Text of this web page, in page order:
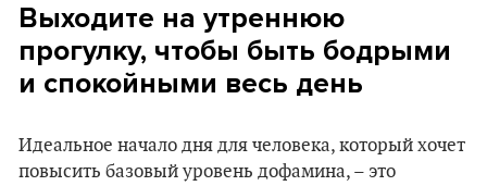
Выходите на утреннюю
прогулку, чтобы быть бодрыми
и спокойными весь день
Идеальное начало дня для человека, который хочет
повысить базовый уровень дофамина, – это